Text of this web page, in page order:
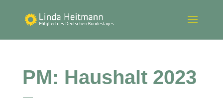
PM: Haushalt 2023